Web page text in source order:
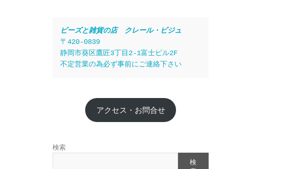
ビーズと雑貨の店　クレール・ビジュ
〒420-0839
静岡市葵区鷹匠3丁目2-1富士ビル2F
不定営業の為必ず事前にご連絡下さい
アクセス・お問合せ
検索
検